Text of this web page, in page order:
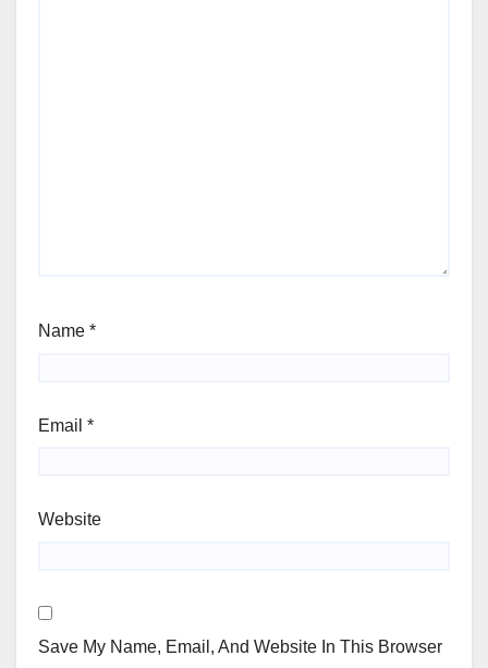
Name *
Email *
Website
Save My Name, Email, And Website In This Browser